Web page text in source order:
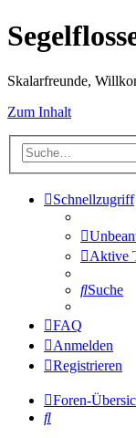
Skalarfreunde,
Zum Inhalt
Schnellzugriff
Aktive
Suche
FAQ
Anmelden
Registrieren
Foren-
Suche